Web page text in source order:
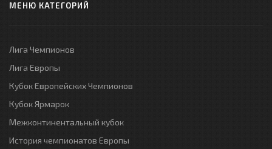
МЕНЮ КАТЕГОРИЙ
Лига Чемпионов
Лига Европы
Кубок Европейских Чемпионов
Кубок Ярмарок
Межконтинентальный кубок
История чемпионатов Европы